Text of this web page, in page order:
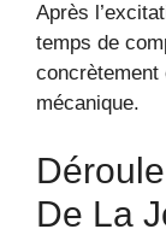
Après
temps de
concrètement
mécanique.
De La